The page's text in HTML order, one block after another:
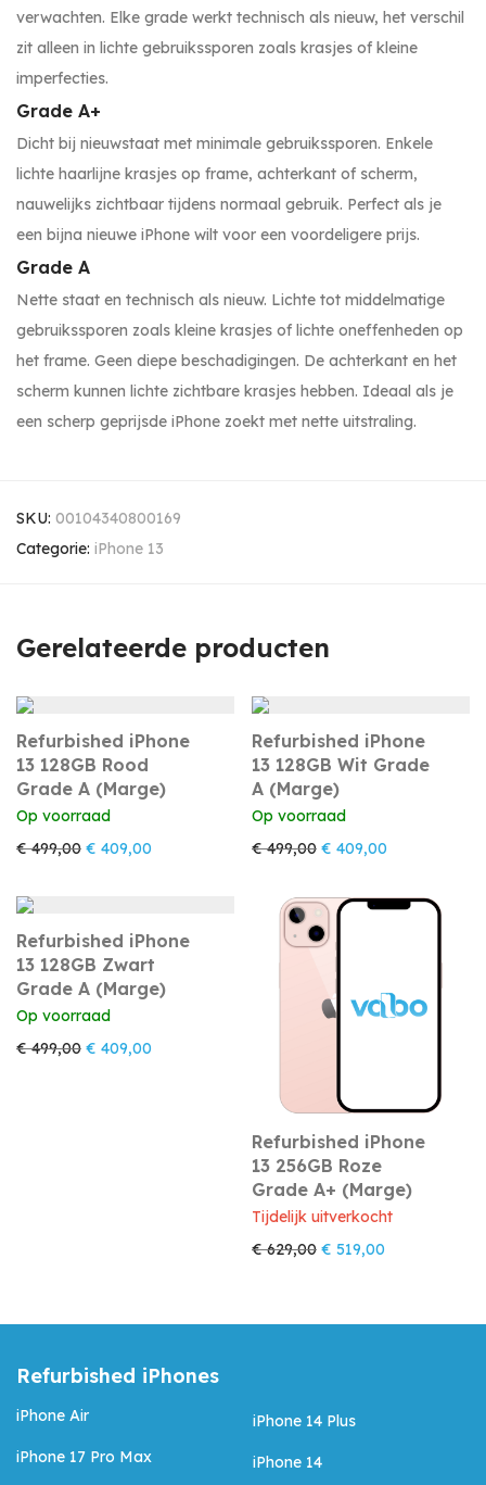
verwachten. Elke grade werkt technisch als nieuw, het verschil
zit alleen in lichte gebruikssporen zoals krasjes of kleine
imperfecties.
Grade A+
Dicht bij nieuwstaat met minimale gebruikssporen. Enkele
lichte haarlijne krasjes op frame, achterkant of scherm,
nauwelijks zichtbaar tijdens normaal gebruik. Perfect als je
een bijna nieuwe iPhone wilt voor een voordeligere prijs.
Grade A
Nette staat en technisch als nieuw. Lichte tot middelmatige
gebruikssporen zoals kleine krasjes of lichte oneffenheden op
het frame. Geen diepe beschadigingen. De achterkant en het
scherm kunnen lichte zichtbare krasjes hebben. Ideaal als je
een scherp geprijsde iPhone zoekt met nette uitstraling.
SKU: 00104340800169
Categorie: iPhone 13
Gerelateerde producten
Refurbished iPhone
13 128GB Rood
Grade A (Marge)
Op voorraad
€499,00 Oorspronkelijke prijs was: € 499,00.
€ 409,00 Huidige prijs is: € 409,00.
Refurbished iPhone
13 128GB Wit Grade
A (Marge)
Op voorraad
€499,00 Oorspronkelijke prijs
€ 409,00
Refurbished iPhone
13 128GB Zwart
Grade A (Marge)
Op voorraad
€499,00 Oorspronkelijke prijs was: € 499,00.
€ 409,00
Refurbished iPhone
13 256GB Roze
Grade A+ (Marge)
Tijdelijk uitverkocht
€629,00 Oorspronkelijke prijs
€ 519,00
Refurbished iPhones
iPhone Air
iPhone 17 Pro Max
iPhone 14 Plus
iPhone 14